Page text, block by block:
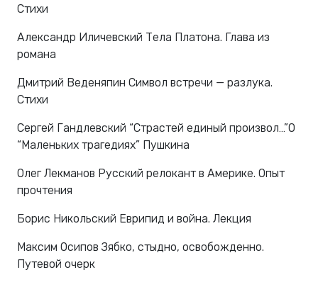
Стихи
Александр Иличевский Тела Платона. Глава из
романа
Дмитрий Веденяпин Символ встречи — разлука.
Стихи
Сергей Гандлевский “Страстей единый произвол…”О
“Маленьких трагедиях” Пушкина
Олег Лекманов Русский релокант в Америке. Опыт
прочтения
Борис Никольский Еврипид и война. Лекция
Максим Осипов Зябко, стыдно, освобожденно.
Путевой очерк